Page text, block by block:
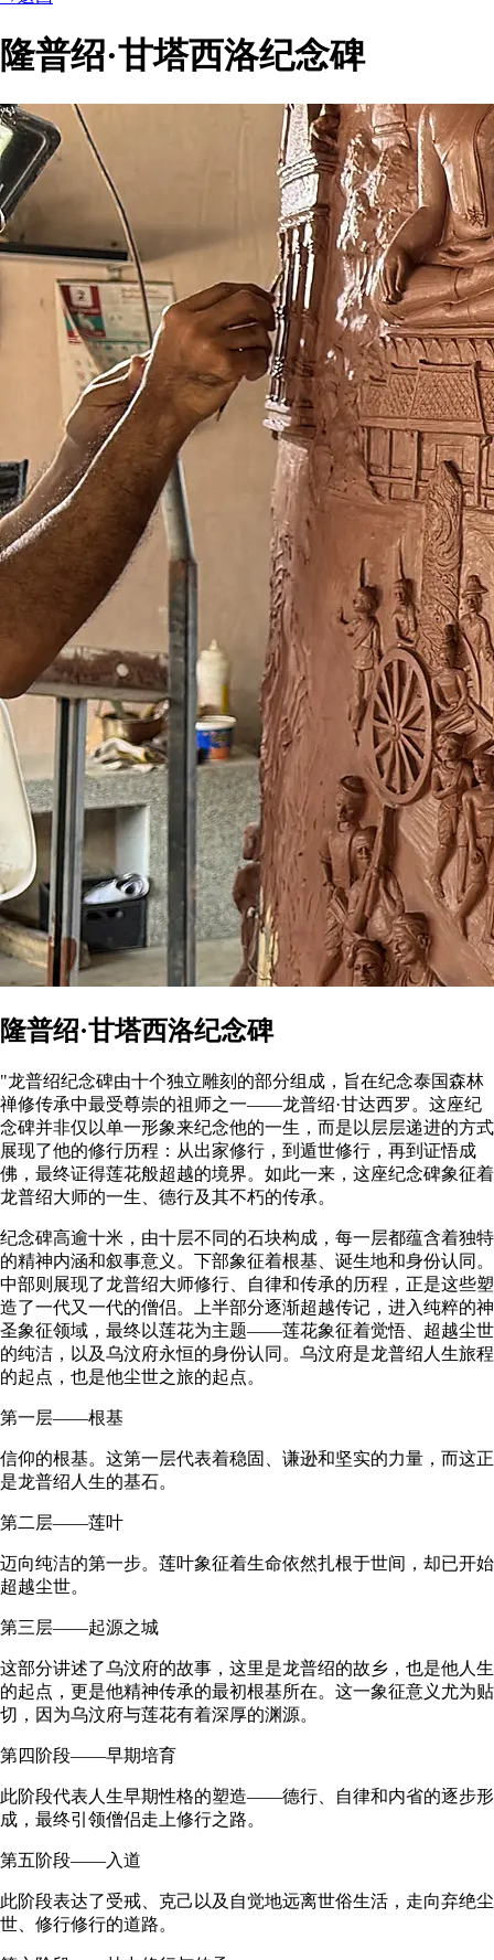
隆普绍·甘塔西洛纪念碑
隆普绍·甘塔西洛纪念碑
"龙普绍纪念碑由十个独立雕刻的部分组成，旨在纪念泰国森林
禅修传承中最受尊崇的祖师之一——龙普绍·甘达西罗。这座纪
念碑并非仅以单一形象来纪念他的一生，而是以层层递进的方式
展现了他的修行历程：从出家修行，到遁世修行，再到证悟成
佛，最终证得莲花般超越的境界。如此一来，这座纪念碑象征着
龙普绍大师的一生、德行及其不朽的传承。
纪念碑高逾十米，由十层不同的石块构成，每一层都蕴含着独特
的精神内涵和叙事意义。下部象征着根基、诞生地和身份认同。
中部则展现了龙普绍大师修行、自律和传承的历程，正是这些塑
造了一代又一代的僧侣。上半部分逐渐超越传记，进入纯粹的神
圣象征领域，最终以莲花为主题——莲花象征着觉悟、超越尘世
的纯洁，以及乌汶府永恒的身份认同。乌汶府是龙普绍人生旅程
的起点，也是他尘世之旅的起点。
第一层——根基
信仰的根基。这第一层代表着稳固、谦逊和坚实的力量，而这正
是龙普绍人生的基石。
第二层——莲叶
迈向纯洁的第一步。莲叶象征着生命依然扎根于世间，却已开始
超越尘世。
第三层——起源之城
这部分讲述了乌汶府的故事，这里是龙普绍的故乡，也是他人生
的起点，更是他精神传承的最初根基所在。这一象征意义尤为贴
切，因为乌汶府与莲花有着深厚的渊源。
第四阶段——早期培育
此阶段代表人生早期性格的塑造——德行、自律和内省的逐步形
成，最终引领僧侣走上修行之路。
第五阶段——入道
此阶段表达了受戒、克己以及自觉地远离世俗生活，走向弃绝尘
世、修行修行的道路。